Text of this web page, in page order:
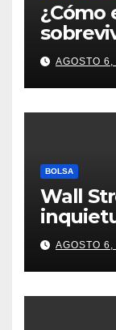
¿Cómo
AGOSTO
BOLSA
Wall
Ormuz
AGOSTO